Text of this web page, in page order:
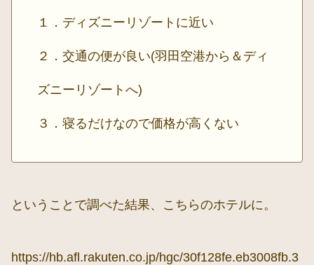
１．ディズニーリゾートに近い
２．交通の便が良い(羽田空港から＆ディ
ズニーリゾートへ)
３．寝るだけなので価格が高くない
ということで調べた結果、こちらのホテルに。
https://hb.afl.rakuten.co.jp/hgc/30f128fe.eb3008fb.3